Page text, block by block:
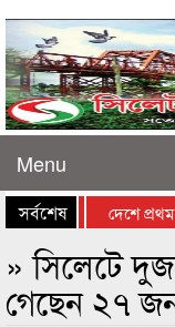
Menu
সর্বশেষ দেশে প্রথম
» সিলেটে
গেছেন ২৭